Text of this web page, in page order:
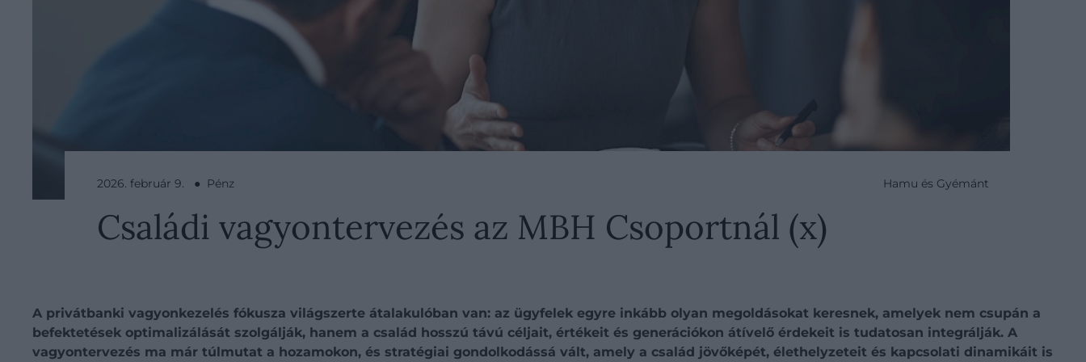
2026. február 9. ● Pénz Hamu és Gyémánt
Családi vagyontervezés az MBH Csoportnál (x)
A privátbanki vagyonkezelés fókusza világszerte átalakulóban van: az ügyfelek egyre inkább olyan megoldásokat keresnek, amelyek nem csupán a
befektetések optimalizálását szolgálják, hanem a család hosszú távú céljait, értékeit és generációkon átívelő érdekeit is tudatosan integrálják. A
vagyontervezés ma már túlmutat a hozamokon, és stratégiai gondolkodássá vált, amely a család jövőképét, élethelyzeteit és kapcsolati dinamikáit is